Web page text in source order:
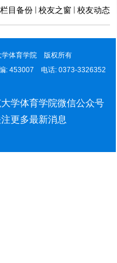
栏目备份 校友之窗 校友动态
体育学院 版权所有
: 453007 电话: 0373-3326352
学体育学院微信公众号
更多最新消息